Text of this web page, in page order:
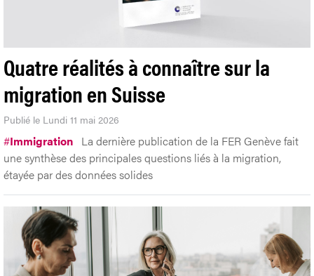
Quatre réalités à connaître sur la
migration en Suisse
Publié le Lundi 11 mai 2026
#Immigration La dernière publication de la FER Genève fait
une synthèse des principales questions liés à la migration,
étayée par des données solides